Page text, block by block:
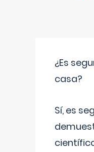
¿Es
casa?
Sí, es